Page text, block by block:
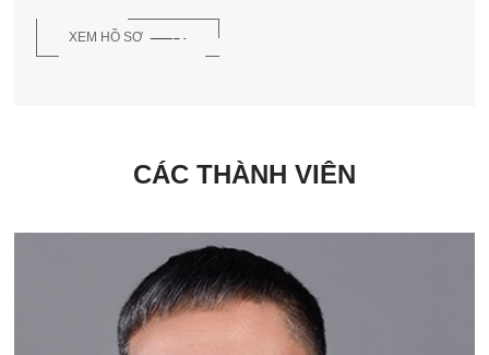
XEM HỒ SƠ
CÁC THÀNH VIÊN